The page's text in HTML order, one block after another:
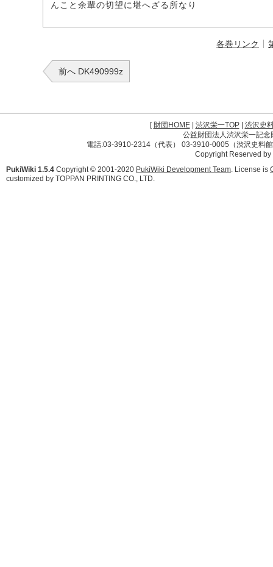
んこと余輩の切望に堪へざる所なり
各巻リンク
前へ DK490999z
[財団HOME| 渋沢栄一TOP| 渋沢史
公益財団法人渋沢栄一記
電話:03-3910-2314（代表） 03-3910-0005（渋沢史料
Copyright Reserved
PukiWiki 1.5.4 Copyright © 2001-2020 PukiWiki Development Team. License is
customized by TOPPAN PRINTING CO., LTD.